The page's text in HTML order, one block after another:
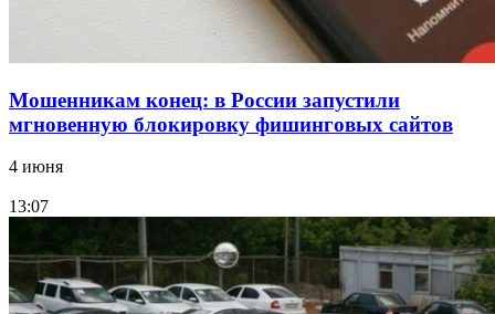
Мошенникам конец: в России запустили
мгновенную блокировку фишинговых сайтов
4 июня
13:07